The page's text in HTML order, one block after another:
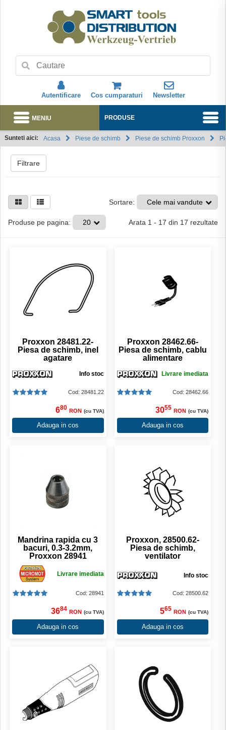
Autentificare Cos cumparaturi Newsletter
Abonare
PRODUSE
MENIU
Sunteti aici: Acasa Piese de schimb Proxxon
Piese de schimb
Filtrare
Sortare: Cele mai vandute
Produse pe pagina: 20 Arata 1 - 17 din 17 rezultate
Proxxon 28481.22-
Piesa de schimb, inel
agatare
Info stoc
Cod: 28481.22
680 RON (cu TVA)
Adauga in cos
Proxxon 28462.66-
Piesa de schimb, cablu
alimentare
Livrare imediata
Cod: 28462.66
3055 RON (cu TVA)
Adauga in cos
Mandrina rapida cu 3
bacuri, 0.3-3.2mm,
Proxxon 28941
Livrare imediata
Cod: 28941
3684 RON (cu TVA)
Adauga in cos
Proxxon, 28500.62-
Piesa de schimb,
ventilator
Info stoc
Cod: 28500.62
565 RON (cu TVA)
Adauga in cos